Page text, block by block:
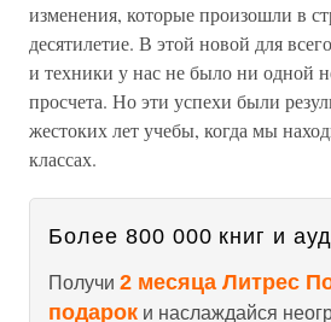
изменения, которые произошли в
десятилетие. В этой новой для
и техники у нас не было ни одной
просчета. Но эти успехи были
жестоких лет учебы, когда мы
классах.
Более 800 000 книг и
Получи 2 месяца Литрес
подарок и наслаждайся